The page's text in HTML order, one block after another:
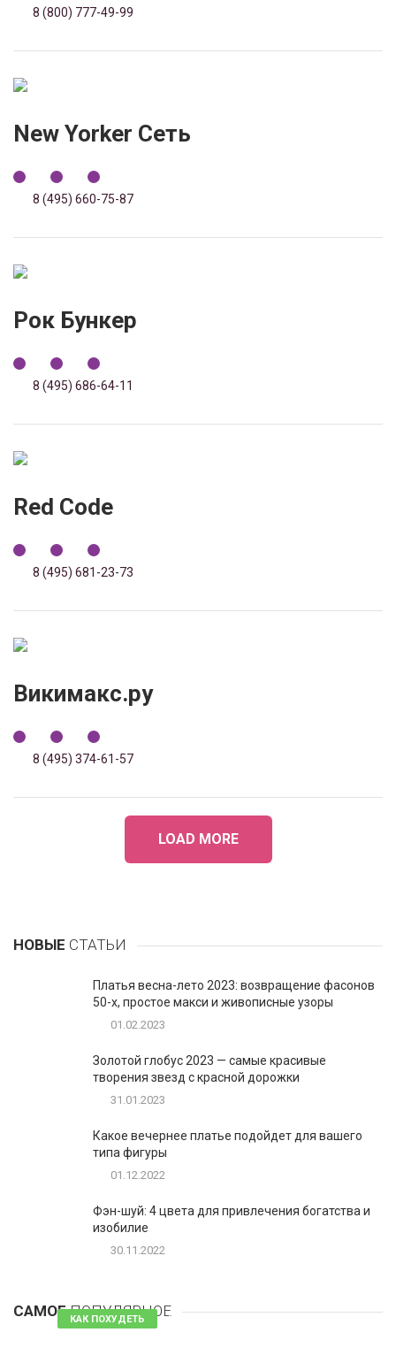
8 (800) 777-49-99
New Yorker Сеть
8 (495) 660-75-87
Рок Бункер
8 (495) 686-64-11
Red Code
8 (495) 681-23-73
Викимакс.ру
8 (495) 374-61-57
LOAD MORE
НОВЫЕ СТАТЬИ
Платья весна-лето 2023: возвращение фасонов
50-х, простое макси и живописные узоры
01.02.2023
Золотой глобус 2023 — самые красивые
творения звезд с красной дорожки
31.01.2023
Какое вечернее платье подойдет для вашего
типа фигуры
01.12.2022
Фэн-шуй: 4 цвета для привлечения богатства и
изобилие
30.11.2022
САМОЕПОПУЛЯРНОЕ
КАК ПОХУДЕТЬ 81 комментарий